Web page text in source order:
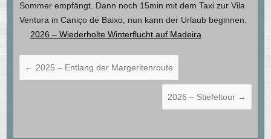
Sommer empfängt. Dann noch 15min mit dem Taxi zur Vila
Ventura in Caniço de Baixo, nun kann der Urlaub beginnen.
2026 – Wiederholte Winterflucht auf Madeira
← 2025 – Entlang der Margeritenroute
2026 – Stiefeltour →